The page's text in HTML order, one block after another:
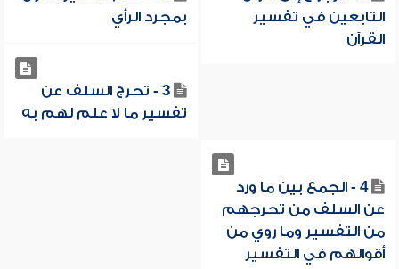
التابعين في تفسير
القرآن
بمجرد الرأي
3 - تحرج السلف عن
تفسير ما لا علم لهم به
4 - الجمع بين ما ورد
عن السلف من تحرجهم
من التفسير وما روي من
أقوالهم في التفسير